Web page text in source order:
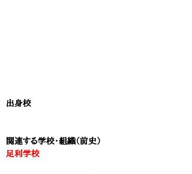
出身校
関連する学校・組織（前史）
足利学校